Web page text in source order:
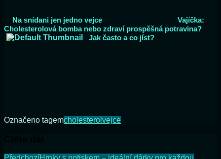
Na snídani jen jedno vejce
Vajíčka:
Cholesterolová bomba nebo zdraví prospěšná potravina?
Jak často a co jíst?
Označeno tagemcholesterolvejce